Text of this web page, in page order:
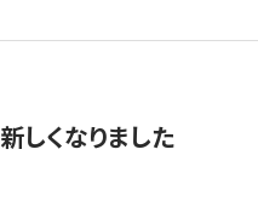
しくなりました